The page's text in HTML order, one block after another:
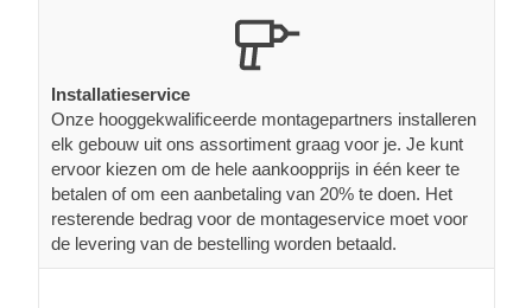
Installatieservice
Onze hooggekwalificeerde montagepartners installeren
elk gebouw uit ons assortiment graag voor je. Je kunt
ervoor kiezen om de hele aankoopprijs in één keer te
betalen of om een aanbetaling van 20% te doen. Het
resterende bedrag voor de montageservice moet voor
de levering van de bestelling worden betaald.